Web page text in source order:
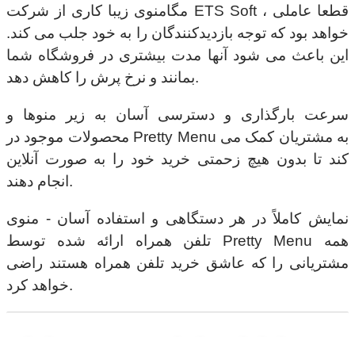
مگامنوی زیبا کاری از شرکت ETS Soft ، قطعا عاملی
خواهد بود که توجه بازدیدکنندگان را به خود جلب می کند.
این باعث می شود آنها مدت بیشتری در فروشگاه شما
بمانند و نرخ پرش را کاهش دهد.
سرعت بارگذاری و دسترسی آسان به زیر منوها و
محصولات موجود در Pretty Menu به مشتریان کمک می
کند تا بدون هیچ زحمتی خرید خود را به صورت آنلاین
انجام دهند.
نمایش کاملاً در هر دستگاهی و استفاده آسان - منوی
تلفن همراه ارائه شده توسط Pretty Menu همه
مشتریانی را که عاشق خرید تلفن همراه هستند راضی
خواهد کرد.